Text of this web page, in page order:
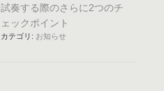
試奏する際のさらに2つのチ
ェックポイント
カテゴリ: お知らせ